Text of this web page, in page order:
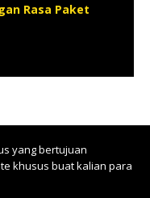
Rasa Paket
yang bertujuan
khusus buat kalian para